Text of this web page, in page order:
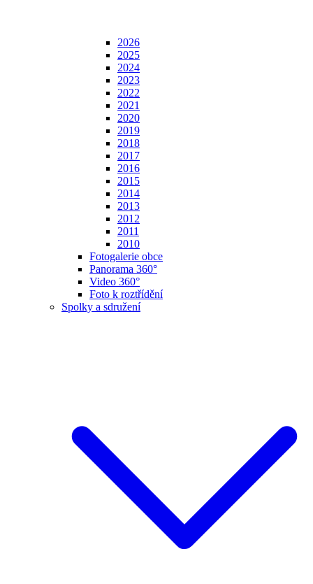
2026
2025
2024
2023
2022
2021
2020
2019
2018
2017
2016
2015
2014
2013
2012
2011
2010
Fotogalerie obce
Panorama 360°
Video 360°
Foto k roztřídění
Spolky a sdružení